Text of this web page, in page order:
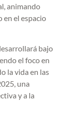
animando
el espacio
bajo
el foco en
la vida en las
una
y a la